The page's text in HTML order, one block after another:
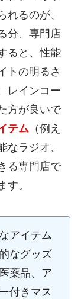
れるのが、
分、専門店
ると、性能
トの明るさ
レインコー
方が良いで
テム（例え
なラジオ、
る専門店で
す。
アイテム
なグッズ
薬品、ア
付きマス